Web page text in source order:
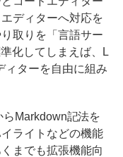
ディターへ対応を
取りを「言語サー
化してしまえば、L
ィターを自由に組み
Markdown記法を
ライトなどの機能
までも拡張機能向